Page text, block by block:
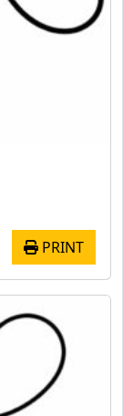
PRINT